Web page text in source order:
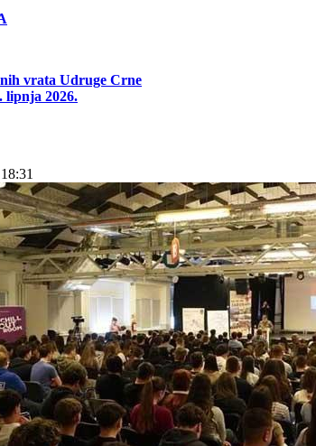
vrata Udruge Crne
lipnja 2026.